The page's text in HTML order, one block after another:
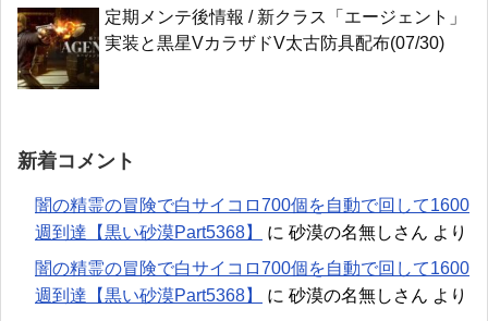
定期メンテ後情報 / 新クラス「エージェント」
実装と黒星VカラザドV太古防具配布(07/30)
新着コメント
闇の精霊の冒険で白サイコロ700個を自動で回して1600
週到達【黒い砂漠Part5368】
に 砂漠の名無しさん より
闇の精霊の冒険で白サイコロ700個を自動で回して1600
週到達【黒い砂漠Part5368】
に 砂漠の名無しさん より